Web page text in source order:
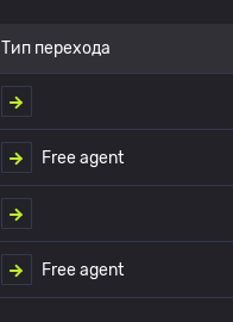
Тип перехода
Free agent
Free agent